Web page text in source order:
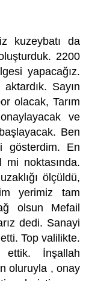
kuzeybatı da
2200
yapacağız.
aktardık. Sayın
olacak, Tarım
ve
Ben
gösterdim. En
mi noktasında.
ölçüldü,
yerimiz tam
olsun Mefail
dedi. Sanayi
Top valilikte.
İnşallah
oluruyla , onay